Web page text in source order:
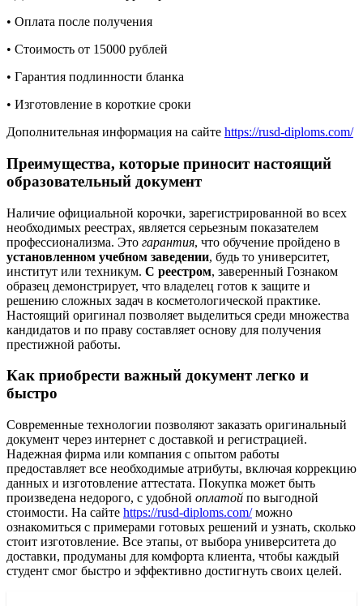
• Оплата после получения
• Стоимость от 15000 рублей
• Гарантия подлинности бланка
• Изготовление в короткие сроки
Дополнительная информация на сайте https://rusd-diploms.com/
Преимущества, которые приносит настоящий
образовательный документ
Наличие официальной корочки, зарегистрированной во всех
необходимых реестрах, является серьезным показателем
профессионализма. Это гарантия, что обучение пройдено в
установленном учебном заведении, будь то университет,
институт или техникум. С реестром, заверенный Гознаком
образец демонстрирует, что владелец готов к защите и
решению сложных задач в косметологической практике.
Настоящий оригинал позволяет выделиться среди множества
кандидатов и по праву составляет основу для получения
престижной работы.
Как приобрести важный документ легко и
быстро
Современные технологии позволяют заказать оригинальный
документ через интернет с доставкой и регистрацией.
Надежная фирма или компания с опытом работы
предоставляет все необходимые атрибуты, включая коррекцию
данных и изготовление аттестата. Покупка может быть
произведена недорого, с удобной оплатой по выгодной
стоимости. На сайте https://rusd-diploms.com/можно
ознакомиться с примерами готовых решений и узнать, сколько
стоит изготовление. Все этапы, от выбора университета до
доставки, продуманы для комфорта клиента, чтобы каждый
студент смог быстро и эффективно достигнуть своих целей.